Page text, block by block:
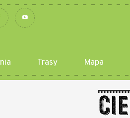
Trasy Mapa